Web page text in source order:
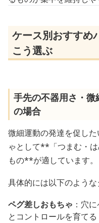
ケース別おすすめ
こう選ぶ
手先の不器用さ・
の場合
微細運動の発達を促し
ゃとして**「つまむ・
もの**が適しています。
具体的には以下のような
ペグ差しおもちゃ ：穴
とコントロールを育てる